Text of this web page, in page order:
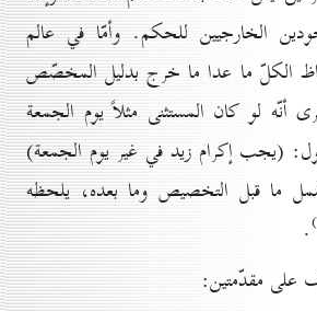
الخارجيين للحكم. وأمّا في عالم
الكلّ ما عدا ما خرج بدليل المخصّص
أنّه لو كان المستثنى مثلاً يوم الجمعة
(يجب إكرام زيد في غير يوم الجمعة)
ما قبل التخصيص وما بعده، يلحظه
.
على مقدّمتين: